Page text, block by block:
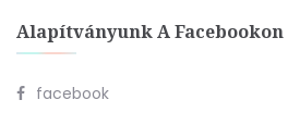
Alapítványunk A Facebookon
facebook